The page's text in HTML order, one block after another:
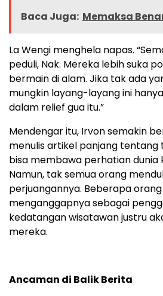
Baca Juga: Memaksa
La Wengi menghela napas.
peduli, Nak. Mereka lebih suka
bermain di alam. Jika tak ada
mungkin layang-layang ini
dalam relief gua itu.”
Mendengar itu, Irvon semakin
menulis artikel panjang tentang
bisa membawa perhatian dunia
Namun, tak semua orang
perjuangannya. Beberapa
menganggapnya sebagai
kedatangan wisatawan justru
mereka.
Ancaman di Balik Berita